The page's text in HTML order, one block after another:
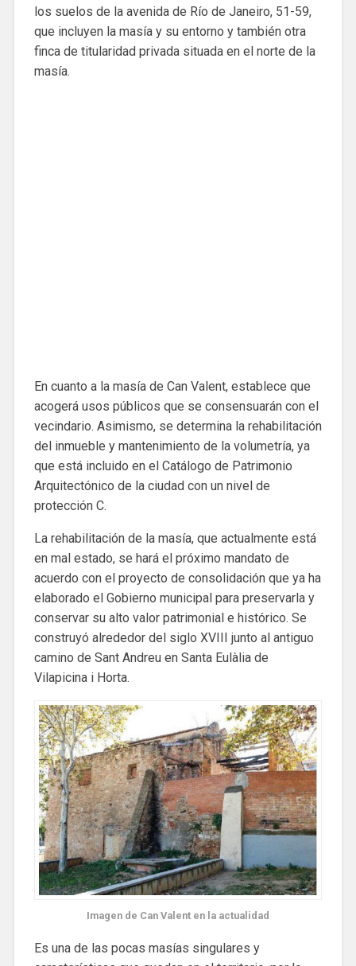
los suelos de la avenida de Río de Janeiro, 51-59,
que incluyen la masía y su entorno y también otra
finca de titularidad privada situada en el norte de la
masía.
En cuanto a la masía de Can Valent, establece que
acogerá usos públicos que se consensuarán con el
vecindario. Asimismo, se determina la rehabilitación
del inmueble y mantenimiento de la volumetría, ya
que está incluido en el Catálogo de Patrimonio
Arquitectónico de la ciudad con un nivel de
protección C.
La rehabilitación de la masía, que actualmente está
en mal estado, se hará el próximo mandato de
acuerdo con el proyecto de consolidación que ya ha
elaborado el Gobierno municipal para preservarla y
conservar su alto valor patrimonial e histórico. Se
construyó alrededor del siglo XVIII junto al antiguo
camino de Sant Andreu en Santa Eulàlia de
Vilapicina i Horta.
Imagen de Can Valent en la actualidad
Es una de las pocas masías singulares y